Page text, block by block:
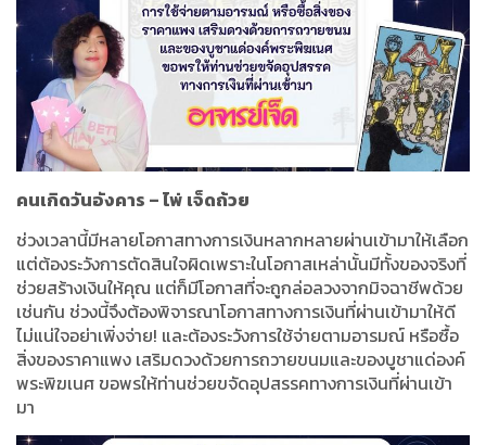
คนเกิดวันอังคาร –ไพ่ เจ็ดถ้วย
ช่วงเวลานี้มีหลายโอกาสทางการเงินหลากหลายผ่านเข้ามาให้เลือก
แต่ต้องระวังการตัดสินใจผิดเพราะในโอกาสเหล่านั้นมีทั้งของจริงที่
ช่วยสร้างเงินให้คุณ แต่ก็มีโอกาสที่จะถูกล่อลวงจากมิจฉาชีพด้วย
เช่นกัน ช่วงนี้จึงต้องพิจารณาโอกาสทางการเงินที่ผ่านเข้ามาให้ดี
ไม่แน่ใจอย่าเพิ่งจ่าย! และต้องระวังการใช้จ่ายตามอารมณ์ หรือซื้อ
สิ่งของราคาแพง เสริมดวงด้วยการถวายขนมและของบูชาแด่องค์
พระพิฆเนศ ขอพรให้ท่านช่วยขจัดอุปสรรคทางการเงินที่ผ่านเข้า
มา